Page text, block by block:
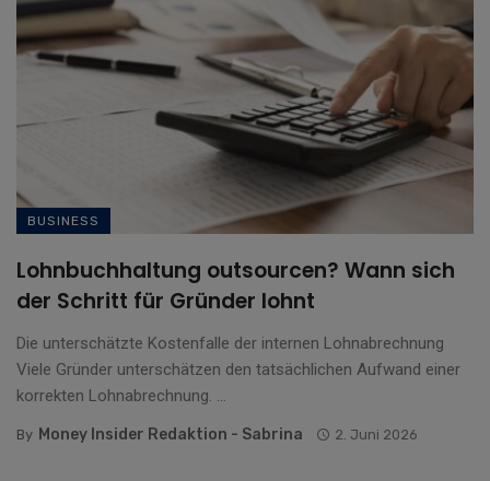
BUSINESS
Lohnbuchhaltung outsourcen? Wann sich
der Schritt für Gründer lohnt
Die unterschätzte Kostenfalle der internen Lohnabrechnung
Viele Gründer unterschätzen den tatsächlichen Aufwand einer
korrekten Lohnabrechnung. ...
By Money Insider Redaktion - Sabrina 2. Juni 2026